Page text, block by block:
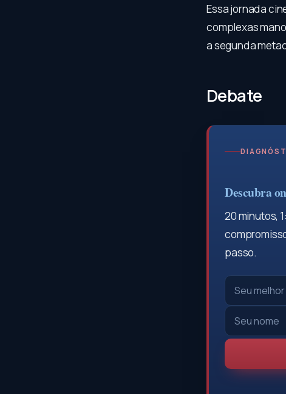
Essa jornada
complexas
a segunda
Debate
Descubra
20 minutos,
passo.